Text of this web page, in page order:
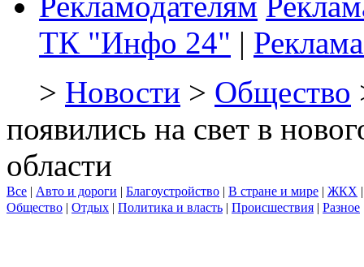
ТК "Инфо 24" |
> Новости > Общество
появились на свет в
области
Все | Авто и дороги | Благоустройство | В стране и мире | ЖКХ
Общество | Отдых | Политика и власть | Происшествия | Разное